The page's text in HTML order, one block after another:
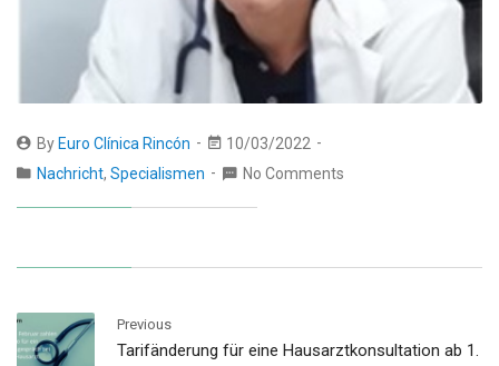
By Euro Clínica Rincón
10/03/2022
Nachricht, Specialismen No Comments
Previous
Tarifänderung für eine Hausarztkonsultation ab 1.